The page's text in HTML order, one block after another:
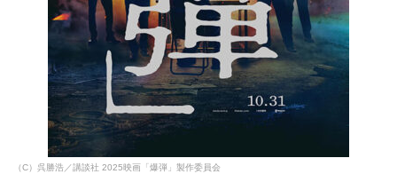
（C）呉勝浩／講談社 2025映画「爆弾」製作委員会